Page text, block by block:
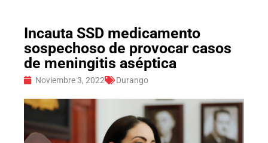
Incauta SSD medicamento
sospechoso de provocar casos
de meningitis aséptica
Noviembre 3, 2022 Durango